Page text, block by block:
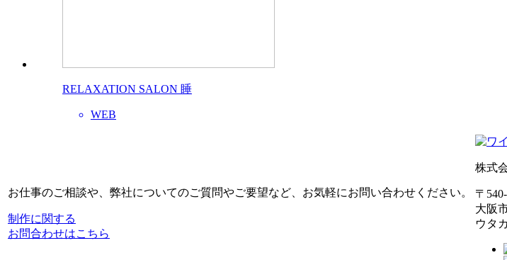
RELAXATION SALON 睡
WEB
お仕事のご相談や、弊社についてのご質問やご要望など、お気軽にお問い合わせください。
制作に関する
お問合わせはこちら
株式
〒
大阪
ウタ